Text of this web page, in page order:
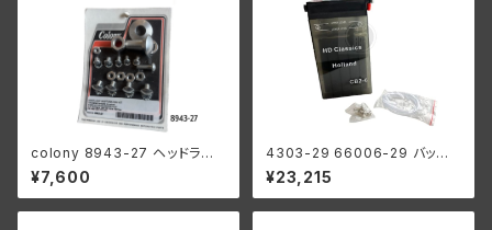
colony 8943-27 ヘッドラン
プ レストレーションキット
¥7,600
4303-29 66006-29 バッテリ
ー 6V プラスチック 1929-64年
98x112x215mm
¥23,215